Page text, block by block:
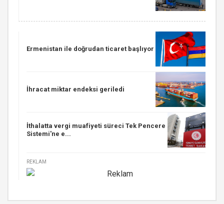
Ermenistan ile doğrudan ticaret başlıyor
İhracat miktar endeksi geriledi
İthalatta vergi muafiyeti süreci Tek Pencere
Sistemi'ne e...
REKLAM